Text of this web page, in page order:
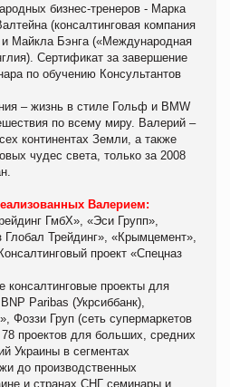
бизнес-тренеров - Марка
(консалтинговая компания
Майкла Бэнга («Международная
Сертификат за завершение
по обучению Консультантов
– жизнь в стиле Гольф и BMW
по всему миру. Валерий –
континентах Земли, а также
чудес света, только за 2008
Валерием:
ГмбХ», «Эси Групп»,
Глобал Трейдинг», «Крымцемент»,
проект «Спецназ
консалтинговые проекты для
Paribas (Укрсиббанк),
Фоззи Груп (сеть супермаркетов
проектов для больших, средних
Украины в сегментах
до производственных
и странах СНГ семинары и